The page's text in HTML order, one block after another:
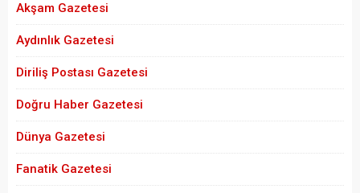
Akşam Gazetesi
Aydınlık Gazetesi
Diriliş Postası Gazetesi
Doğru Haber Gazetesi
Dünya Gazetesi
Fanatik Gazetesi